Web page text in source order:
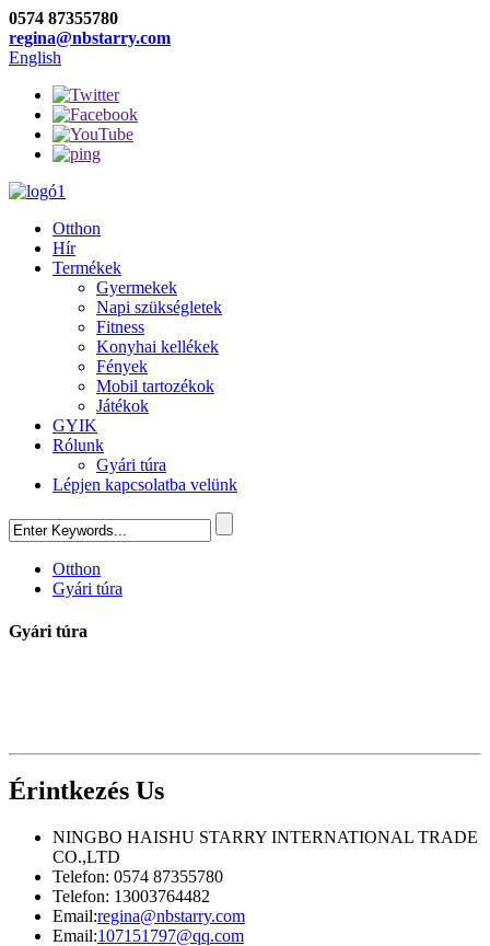
0574 87355780
regina@nbstarry.com
English
Otthon
Hír
Termékek
Gyermekek
Napi szükségletek
Fitness
Konyhai kellékek
Fények
Mobil tartozékok
Játékok
GYIK
Rólunk
Gyári túra
Lépjen kapcsolatba velünk
Otthon
Gyári túra
Gyári túra
Érintkezés Us
NINGBO HAISHU STARRY INTERNATIONAL TRADE
CO.,LTD
Telefon: 0574 87355780
Telefon: 13003764482
Email:regina@nbstarry.com
Email:107151797@qq.com